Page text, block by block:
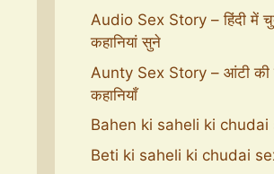
Audio Sex Story – हिंदी में
कहानियां सुने
Aunty Sex Story – आंटी की
कहानियाँ
Bahen ki saheli ki chudai
Beti ki saheli ki chudai